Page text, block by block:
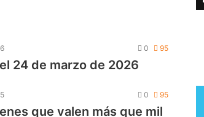
0 95
24 de marzo de 2026
0 95
que valen más que mil